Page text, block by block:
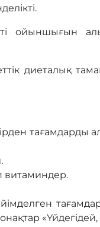
ойыншығын
диеталық
тағамдарды
витаминдер.
«Үйдегідей,